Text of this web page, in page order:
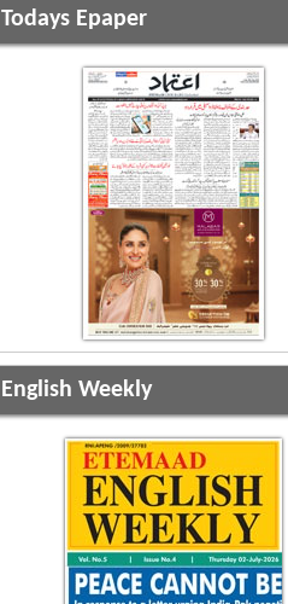
Todays Epaper
English Weekly